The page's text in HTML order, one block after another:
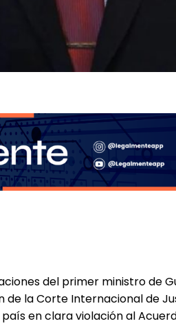
del primer ministro de
de la Corte Internacional de
en clara violación al